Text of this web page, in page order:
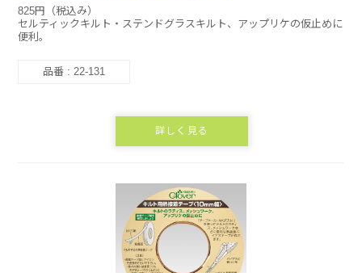
825円（税込み）
セルティックキルト・ステンドグラスキルト、アップリケの仮止めに
便利。
品番 : 22-131
詳しく見る